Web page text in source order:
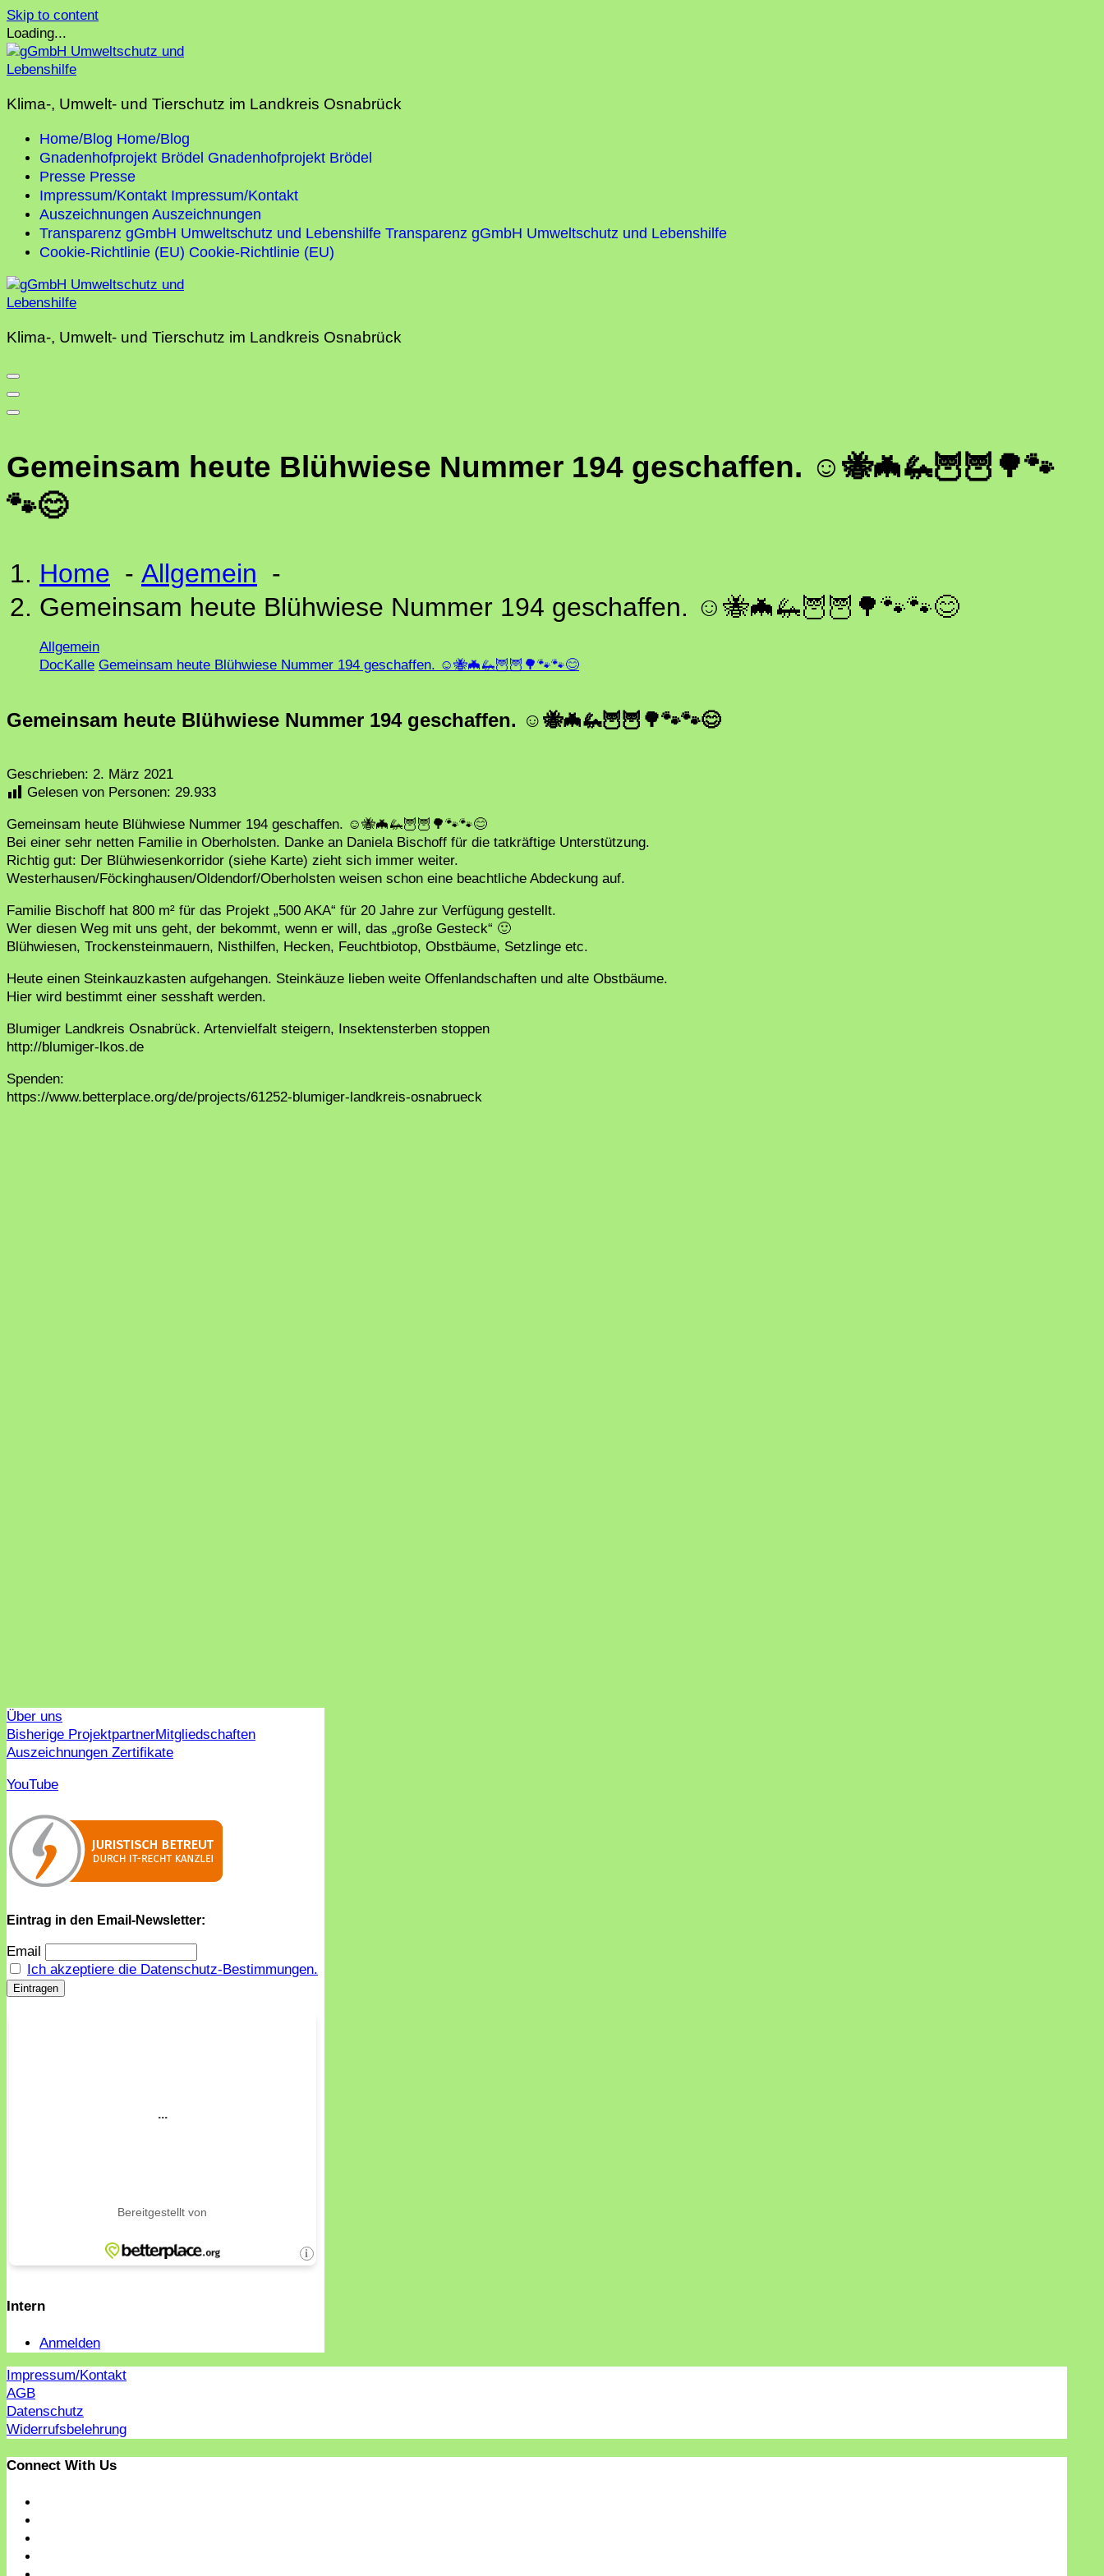
Skip to content
Loading...
Klima-, Umwelt- und Tierschutz im Landkreis Osnabrück
Home/Blog Home/Blog
Gnadenhofprojekt Brödel Gnadenhofprojekt Brödel
Presse Presse
Impressum/Kontakt Impressum/Kontakt
Auszeichnungen Auszeichnungen
Transparenz gGmbH Umweltschutz und Lebenshilfe Transparenz gGmbH Umweltschutz und Lebenshilfe
Cookie-Richtlinie (EU) Cookie-Richtlinie (EU)
Klima-, Umwelt- und Tierschutz im Landkreis Osnabrück
Gemeinsam heute Blühwiese Nummer 194 geschaffen. ☺🐝🦇🦗🦉🦉🌳🐾
🐾😊
Home - Allgemein -
Gemeinsam heute Blühwiese Nummer 194 geschaffen. ☺🐝🦇🦗🦉🦉🌳🐾🐾😊
Allgemein
DocKalle Gemeinsam heute Blühwiese Nummer 194 geschaffen. ☺🐝🦇🦗🦉🦉🌳🐾🐾😊
Gemeinsam heute Blühwiese Nummer 194 geschaffen. ☺🐝🦇🦗🦉🦉🌳🐾🐾😊
Geschrieben: 2. März 2021
Gelesen von Personen: 29.933
Gemeinsam heute Blühwiese Nummer 194 geschaffen. ☺🐝🦇🦗🦉🦉🌳🐾🐾😊
Bei einer sehr netten Familie in Oberholsten. Danke an Daniela Bischoff für die tatkräftige Unterstützung.
Richtig gut: Der Blühwiesenkorridor (siehe Karte) zieht sich immer weiter.
Westerhausen/Föckinghausen/Oldendorf/Oberholsten weisen schon eine beachtliche Abdeckung auf.
Familie Bischoff hat 800 m² für das Projekt „500 AKA“ für 20 Jahre zur Verfügung gestellt.
Wer diesen Weg mit uns geht, der bekommt, wenn er will, das „große Gesteck“ 🙂
Blühwiesen, Trockensteinmauern, Nisthilfen, Hecken, Feuchtbiotop, Obstbäume, Setzlinge etc.
Heute einen Steinkauzkasten aufgehangen. Steinkäuze lieben weite Offenlandschaften und alte Obstbäume.
Hier wird bestimmt einer sesshaft werden.
Blumiger Landkreis Osnabrück. Artenvielfalt steigern, Insektensterben stoppen
http://blumiger-lkos.de
Spenden:
https://www.betterplace.org/de/projects/61252-blumiger-landkreis-osnabrueck
Über uns
Bisherige ProjektpartnerMitgliedschaften
Auszeichnungen Zertifikate
YouTube
Eintrag in den Email-Newsletter:
Email
Ich akzeptiere die Datenschutz-Bestimmungen.
Intern
Anmelden
Impressum/Kontakt
AGB
Datenschutz
Widerrufsbelehrung
Connect With Us